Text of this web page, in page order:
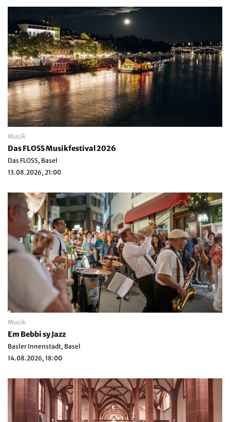
Musik
Das FLOSS Musikfestival 2026
Das FLOSS, Basel
13.08.2026, 21:00
Musik
Em Bebbi sy Jazz
Basler Innenstadt, Basel
14.08.2026, 18:00